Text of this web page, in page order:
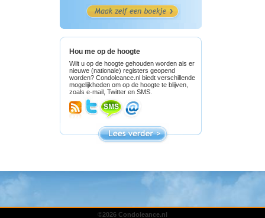
Hou me op de hoogte
Wilt u op de hoogte gehouden worden als er
nieuwe (nationale) registers geopend
worden? Condoleance.nl biedt verschillende
mogelijkheden om op de hoogte te blijven,
zoals e-mail, Twitter en SMS.
©2026 Condoleance.nl